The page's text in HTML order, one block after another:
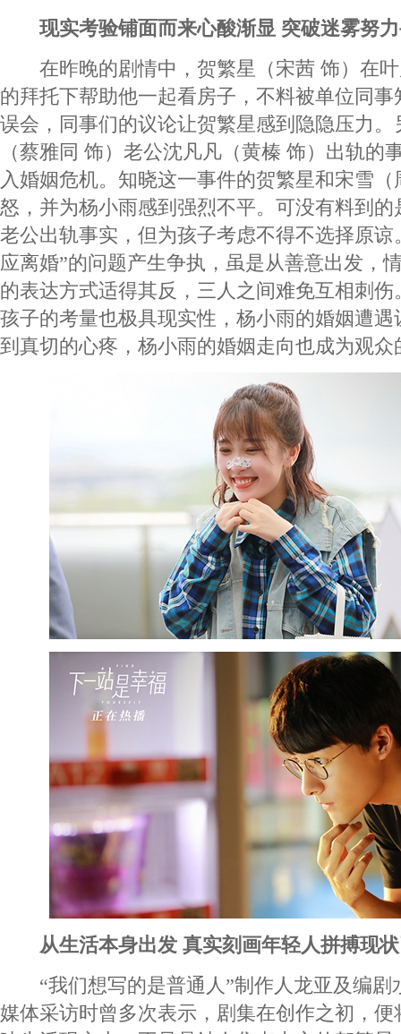
现实考验铺面而来心酸渐显 突破迷雾努力
在昨晚的剧情中，贺繁星（宋茜 饰）在叶
的拜托下帮助他一起看房子，不料被单位同
误会，同事们的议论让贺繁星感到隐隐压力
（蔡雅同 饰）老公沈凡凡（黄榛 饰）出轨的
入婚姻危机。知晓这一事件的贺繁星和宋雪
怒，并为杨小雨感到强烈不平。可没有料到
老公出轨事实，但为孩子考虑不得不选择原谅
应离婚”的问题产生争执，虽是从善意出发，
的表达方式适得其反，三人之间难免互相刺
孩子的考量也极具现实性，杨小雨的婚姻遭
到真切的心疼，杨小雨的婚姻走向也成为观众
从生活本身出发 真实刻画年轻人拼搏现状
“我们想写的是普通人”制作人龙亚及编剧
媒体采访时曾多次表示，剧集在创作之初，